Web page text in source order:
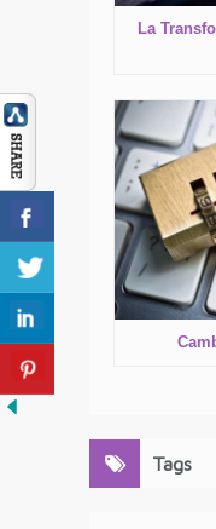
La
Tags